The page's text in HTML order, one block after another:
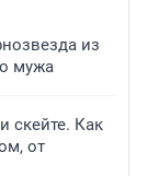
из
мужа
скейте. Как
от